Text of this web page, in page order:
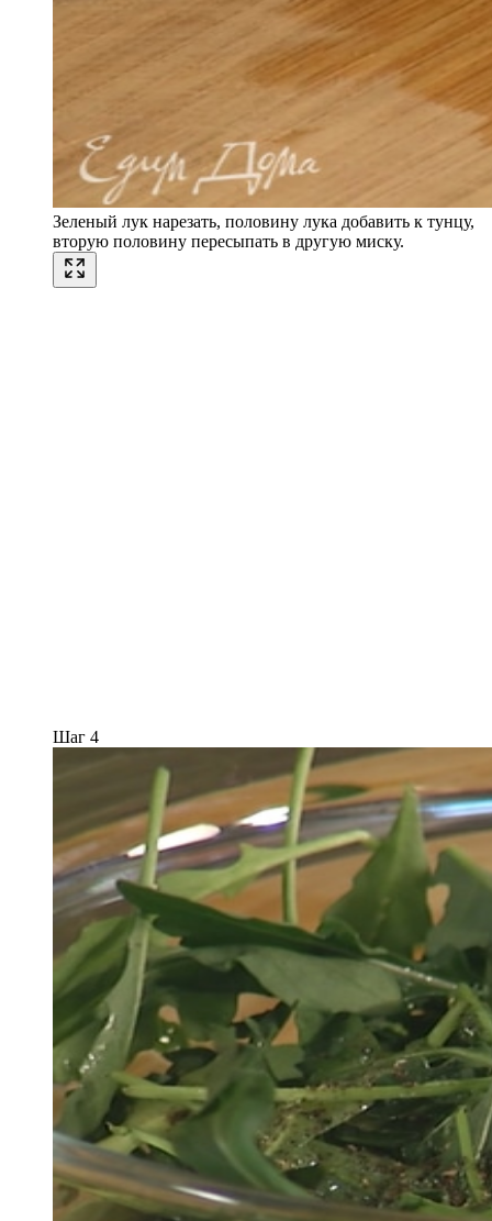
Зеленый лук нарезать, половину лука добавить к тунцу,
вторую половину пересыпать в другую миску.
Шаг 4